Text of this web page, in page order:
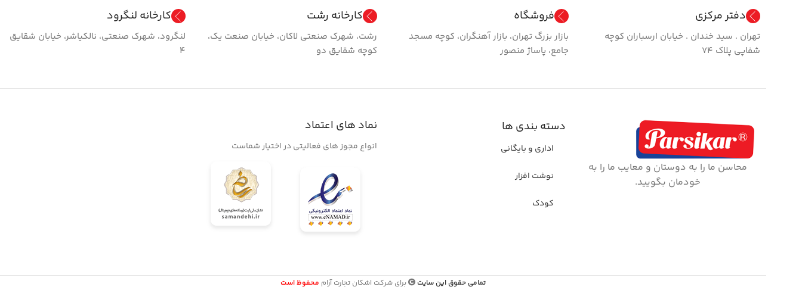
دفتر مرکزی
تهران . سید خندان . خیابان ارسباران کوچه
شفاپی پلاک ۷۴
فروشگاه
بازار بزرگ تهران، بازار آهنگران، کوچه مسجد
جامع، پاساژ منصور
کارخانه رشت
رشت، شهرک صنعتی لاکان، خیابان صنعت یک،
کوچه شقایق دو
کارخانه لنگرود
لنگرود، شهرک صنعتی، نالکیاشر، خیابان شقایق
۴
محاسن ما را به دوستان و معایب ما را به
خودمان بگویید.
دسته بندی ها
اداری و بایگانی
نوشت افزار
کودک
نماد های اعتماد
انواع مجوز های فعالیتی در اختیار شماست
تمامی حقوق این سایت برای شرکت اشکان تجارت آرام محفوظ است